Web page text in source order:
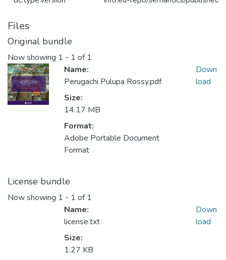
Files
Original bundle
Now showing 1 - 1 of 1
Name:
Perugachi Pulupa Rossy.pdf
Size:
14.17 MB
Format:
Adobe Portable Document
Format
Down
load
License bundle
Now showing 1 - 1 of 1
Name:
license.txt
Size:
1.27 KB
Down
load